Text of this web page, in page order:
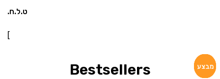
ט.ל.ח.
]
Bestsellers מבצע
מבצע
מבצע
מבצע